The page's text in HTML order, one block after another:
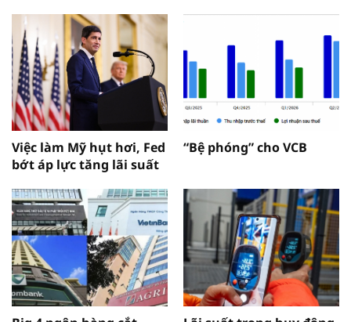
Việc làm Mỹ hụt hơi, Fed
bớt áp lực tăng lãi suất
“Bệ phóng” cho VCB